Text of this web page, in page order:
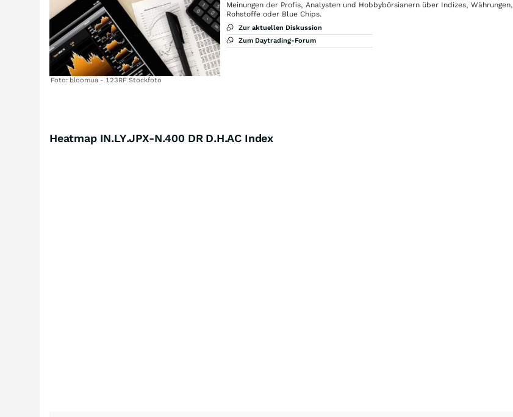
Foto: bloomua - 123RF Stockfoto
Meinungen der Profis, Analysten und Hobbybörsianern über Indizes, Währungen,
Rohstoffe oder Blue Chips.
Zur aktuellen Diskussion
Zum Daytrading-Forum
Heatmap IN.LY.JPX-N.400 DR D.H.AC Index